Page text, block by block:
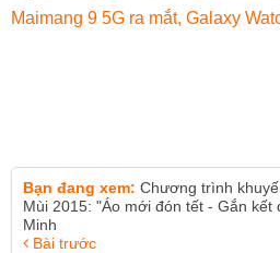
Maimang 9 5G ra mắt, Galaxy
Bạn đang xem: Chương trình
Mùi 2015: "Áo mới đón tết - Gắn kết
Minh
Bài trước